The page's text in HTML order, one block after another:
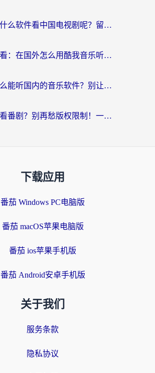
在日本用什么软件看中国电视剧呢？留学生亲测有效的回国加速方案
海外党必看：在国外怎么用酷我音乐听音乐？告别“地区不支持”的实用指南
在国外怎么能听国内的音乐软件？别让版权限制断了你的“中文歌单”
国外怎么看番剧？别再愁版权限制！一个工具解决所有回国追剧难题
下载应用
番茄 Windows PC电脑版
番茄 macOS苹果电脑版
番茄 ios苹果手机版
番茄 Android安卓手机版
关于我们
服务条款
隐私协议